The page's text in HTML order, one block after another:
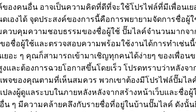
งคนอื่น อาจเป็นความคิดที่ดีที่จะใช้โปรไฟล์ที่มีเพื่อนเ
องได้ จุดประสงค์ของการนี้คือการพยายามจัดการชื่
ควบคุมความชอบธรรมของชื่อผู้ใช้ ปั๊มไลค์จำนวนมากจ
อผู้ใช้และตรวจสอบความพร้อมใช้งานได้การทำเช่นนี้
อะ ๆ คุณก็สามารถเข้ามาเชิญทุกคนได้ง่ายๆ ของเพื่อ
ละต้องการฉวยโอกาสขึ้นโดยเร็ว โปรดทราบว่าหลัง
พจของคุณตามที่เห็นสมควร พวกเขาต้องมีโปรไฟล์ปั๊ม
งผู้ดูแลระบบในภายหลังหลังจากสร้างหน้าเว็บและชื่
น ๆ มีความคล้ายคลึงกับรายชื่อที่อยู่ในบ้านปั๊มไลค์ ดัง